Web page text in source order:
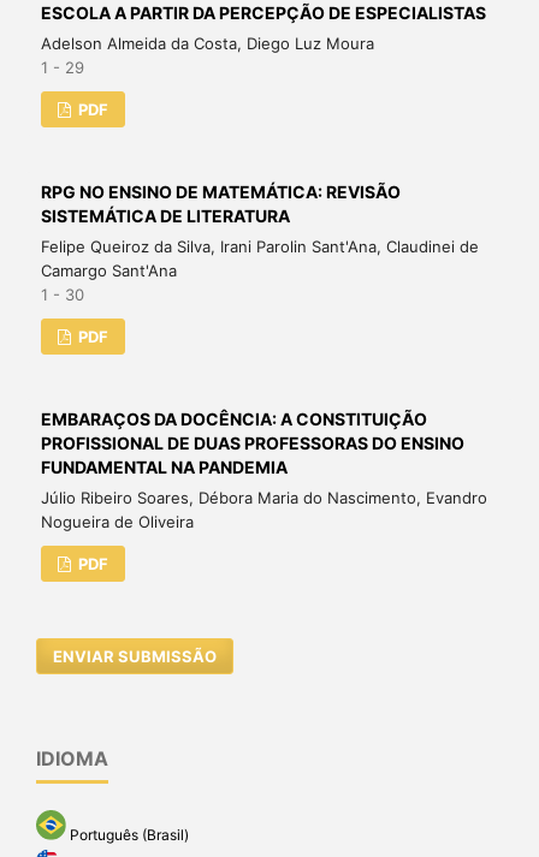
ESCOLA A PARTIR DA PERCEPÇÃO DE ESPECIALISTAS
Adelson Almeida da Costa, Diego Luz Moura
1 - 29
PDF
RPG NO ENSINO DE MATEMÁTICA: REVISÃO
SISTEMÁTICA DE LITERATURA
Felipe Queiroz da Silva, Irani Parolin Sant'Ana, Claudinei de
Camargo Sant'Ana
1 - 30
PDF
EMBARAÇOS DA DOCÊNCIA: A CONSTITUIÇÃO
PROFISSIONAL DE DUAS PROFESSORAS DO ENSINO
FUNDAMENTAL NA PANDEMIA
Júlio Ribeiro Soares, Débora Maria do Nascimento, Evandro
Nogueira de Oliveira
PDF
ENVIAR SUBMISSÃO
IDIOMA
Português (Brasil)